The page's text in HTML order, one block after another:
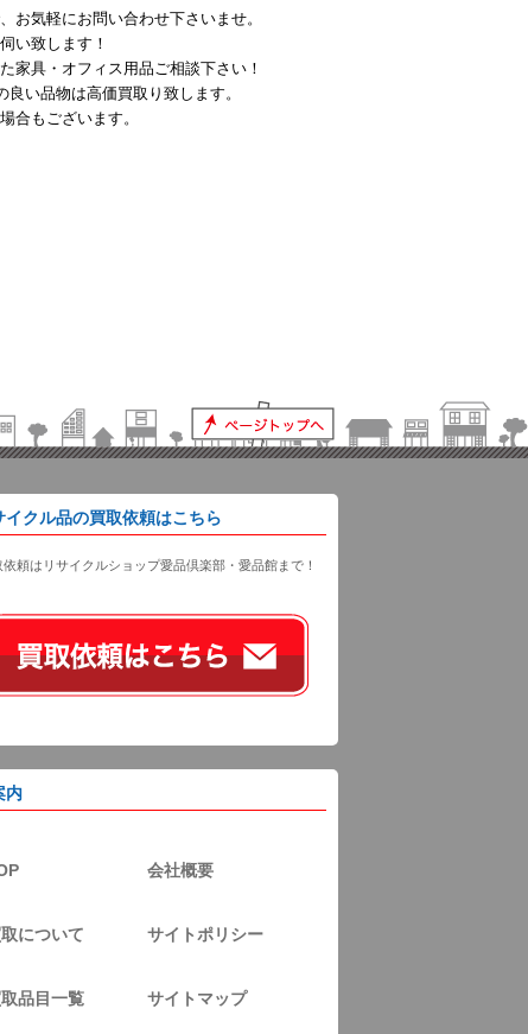
お気軽にお問い合わせ下さいませ。
い致します！
家具・オフィス用品ご相談下さい！
い品物は高価買取り致します。
合もございます。
イクル品の買取依頼はこちら
依頼はリサイクルショップ愛品倶楽部・愛品館まで！
内
会社概要
について サイトポリシー
品目一覧 サイトマップ